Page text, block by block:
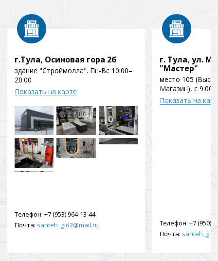
г.Тула, Осиновая гора 2б
здание "Строймолла". Пн-Вс 10:00–
20:00
Показать на карте
Телефон: +7 (953) 964-13-44
Почта: santeh_gid2@mail.ru
г. Тула, ул.
"Мастер"
место 105
Магазин), с 9:00
Показать на
Телефон: +7 (950)
Почта: